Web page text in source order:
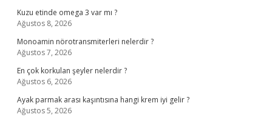
Kuzu etinde omega 3 var mı ?
Ağustos 8, 2026
Monoamin nörotransmiterleri nelerdir ?
Ağustos 7, 2026
En çok korkulan şeyler nelerdir ?
Ağustos 6, 2026
Ayak parmak arası kaşıntısına hangi krem iyi gelir ?
Ağustos 5, 2026